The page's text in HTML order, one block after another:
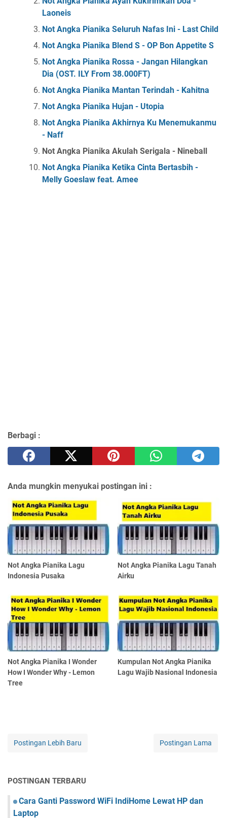
Laoneis
Not Angka Pianika Seluruh Nafas Ini - Last Child
Not Angka Pianika Blend S - OP Bon Appetite S
Not Angka Pianika Rossa - Jangan Hilangkan
Dia (OST. ILY From 38.000FT)
Not Angka Pianika Mantan Terindah - Kahitna
Not Angka Pianika Hujan - Utopia
Not Angka Pianika Akhirnya Ku Menemukanmu
- Naff
Not Angka Pianika Akulah Serigala - Nineball
Not Angka Pianika Ketika Cinta Bertasbih -
Melly Goeslaw feat. Amee
Berbagi :
Anda mungkin menyukai postingan ini :
Not Angka Pianika Lagu
Indonesia Pusaka
Not Angka Pianika Lagu Tanah
Airku
Not Angka Pianika I Wonder
How I Wonder Why - Lemon
Tree
Kumpulan Not Angka Pianika
Lagu Wajib Nasional Indonesia
Postingan Lebih Baru Postingan Lama
POSTINGAN TERBARU
Cara Ganti Password WiFi IndiHome Lewat HP dan
Laptop